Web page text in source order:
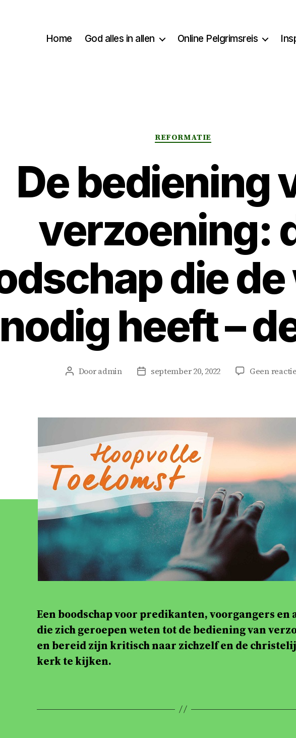
Home God alles in allen Online Pelgrimsreis
Categorieën
REFORMATIE
De bediening
verzoening:
die
nodig heeft –
Berichtauteur
Dooradmin Berichtdatum
september 20, 2022 Geen
Een boodschap voor predikanten, voorgangers en
die zich geroepen weten tot de bediening van
en bereid zijn kritisch naar zichzelf en de
kerk te kijken.